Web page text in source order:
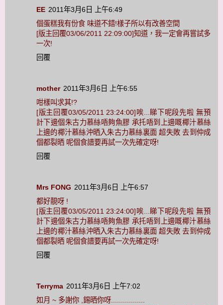
EE 2011年3月6日 上午6:49
個蛋糕我有份食 味道不錯!樣子所以有改善空間
[版主回覆03/06/2011 22:09:00]知道，我一定會再嘗試多
一次!
回覆
mother 2011年3月6日 上午6:55
咁樣叫求其!?
[版主回覆03/05/2011 23:24:00]唉...睇下呢段先啦 無預
計下邊個朱古力慕絲唔夠魚膠 承托唔到上邊嘅椰汁慕絲
上邊的椰汁慕絲沖晒入朱古力慕絲裏面 超失敗 去到仲成
個都裂晒 呢個食譜要再試一次先確定呀!
回覆
Mrs FONG 2011年3月6日 上午6:57
都好靚呀 !
[版主回覆03/05/2011 23:24:00]唉...睇下呢段先啦 無預
計下邊個朱古力慕絲唔夠魚膠 承托唔到上邊嘅椰汁慕絲
上邊的椰汁慕絲沖晒入朱古力慕絲裏面 超失敗 去到仲成
個都裂晒 呢個食譜要再試一次先確定呀!
回覆
Terryma 2011年3月6日 上午7:02
如月 ~ 多謝你 ,錫晒你呀.................